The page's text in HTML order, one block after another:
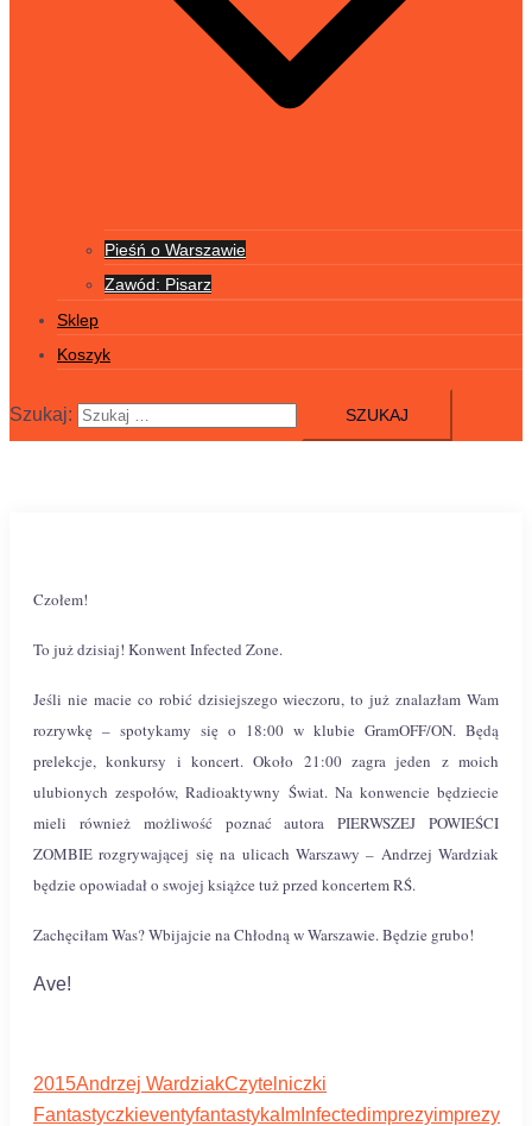
Pieśń o Warszawie
Zawód: Pisarz
Sklep
Koszyk
Szukaj:
Czołem!
To już dzisiaj! Konwent Infected Zone.
Jeśli nie macie co robić dzisiejszego wieczoru, to już znalazłam Wam
rozrywkę – spotykamy się o 18:00 w klubie GramOFF/ON. Będą
prelekcje, konkursy i koncert. Około 21:00 zagra jeden z moich
ulubionych zespołów, Radioaktywny Świat. Na konwencie będziecie
mieli również możliwość poznać autora PIERWSZEJ POWIEŚCI
ZOMBIE rozgrywającej się na ulicach Warszawy – Andrzej Wardziak
będzie opowiadał o swojej książce tuż przed koncertem RŚ.
Zachęciłam Was? Wbijajcie na Chłodną w Warszawie. Będzie grubo!
Ave!
2015Andrzej WardziakCzytelniczki
Fantastyczkieventyfantastyka ImInfectedimprezyimprezy